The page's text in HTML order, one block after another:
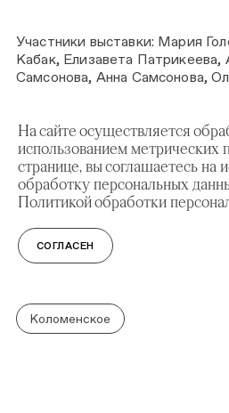
На сайте осуществляется
использованием метрических
странице, вы соглашаетесь на
обработку персональных
Политикой обработки
СОГЛАСЕН
Участники выставки: Мария
Кабак, Елизавета Патрикеева,
Самсонова, Анна Самсонова,
Степанова, Абдулла Халитов,
Экспозиция будет открыта до
старших царевен. Ее могут
участники мастер-классов и
проходящих во Дворце царя
После окончания проект будет
Федоскинском институте
живописи и других
Коломенское